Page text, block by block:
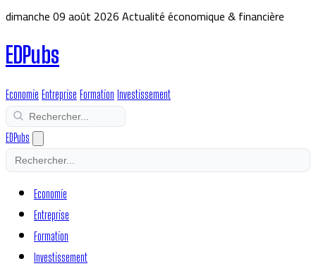
dimanche 09 août 2026Actualité économique & financière
EDPubs
Economie Entreprise Formation Investissement
EDPubs
Economie
Entreprise
Formation
Investissement